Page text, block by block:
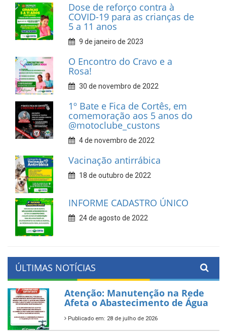
Dose de reforço contra à
COVID-19 para as crianças de
5 a 11 anos
9 de janeiro de 2023
O Encontro do Cravo e a
Rosa!
30 de novembro de 2022
1º Bate e Fica de Cortês, em
comemoração aos 5 anos do
@motoclube_custons
4 de novembro de 2022
Vacinação antirrábica
18 de outubro de 2022
INFORME CADASTRO ÚNICO
24 de agosto de 2022
ÚLTIMAS NOTÍCIAS
Atenção: Manutenção na Rede
Afeta o Abastecimento de Água
Publicado em: 28 de julho de 2026